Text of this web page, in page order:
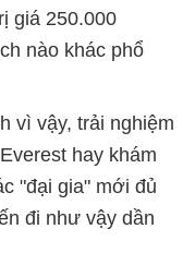
giá 250.000
nào khác phổ
vì vậy, trải nghiệm
hay khám
"đại gia" mới đủ
đi như vậy dần